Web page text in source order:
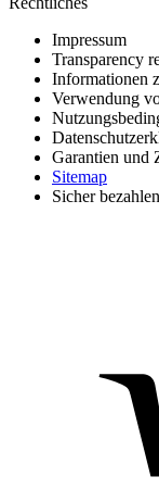
Impressum
Transparency
Informationen
Verwendung
Garantien und
Sitemap
Sicher bezahlen